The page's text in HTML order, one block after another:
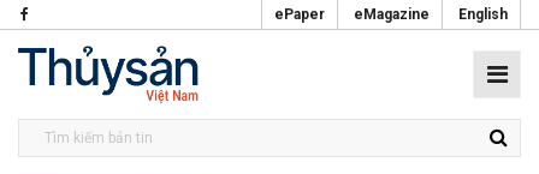
ePaper eMagazine English